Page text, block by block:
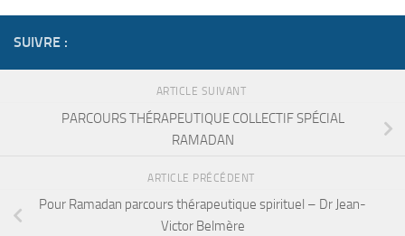
SUIVRE :
ARTICLE SUIVANT
PARCOURS THÉRAPEUTIQUE COLLECTIF SPÉCIAL
RAMADAN
ARTICLE PRÉCÉDENT
Pour Ramadan parcours thérapeutique spirituel – Dr Jean-
Victor Belmère